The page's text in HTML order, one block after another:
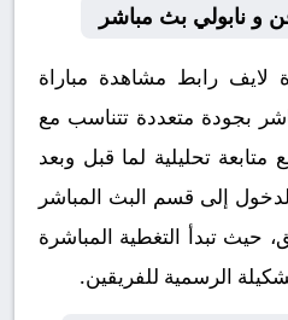
و نابولي بث مباشر
لايف رابط مشاهدة مباراة
بجودة متعددة تتناسب مع
تحليلية لما قبل وبعد
إلى قسم البث المباشر
حيث تبدأ التغطية المباشرة
الرسمية للفريقين.